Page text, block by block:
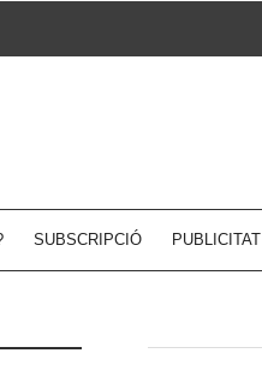
SUBSCRIPCIÓ PUBLICITAT